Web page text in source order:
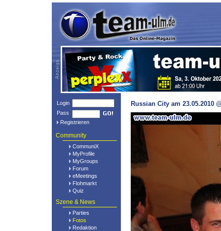
Login
Pass
Registrieren
Community
CommuniX
MyProfile
MyGroups
Forum
eMeetings
Flohmarkt
Quiz
Szene & News
Parties
Fotos
Redaktion
Russian City am 23.05.2010